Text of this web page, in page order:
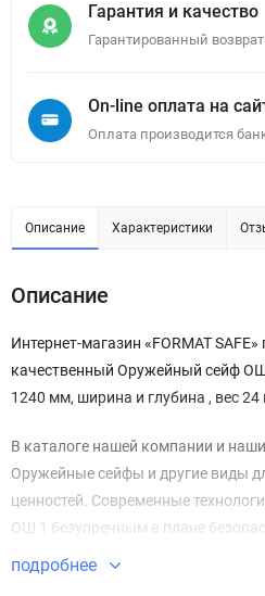
Гарантия и качество
Гарантированный
On-line оплата на
Оплата производится
Описание Характеристики
Описание
Интернет-магазин «FORMAT
качественный Оружейный сейф
1240 мм, ширина и глубина , вес 24
В каталоге нашей компании и
Оружейные сейфы и другие виды
ценностей. Современные
ОШ 1 безупречным в плане
Звоните по телефону +7 495 220 33
подробнее